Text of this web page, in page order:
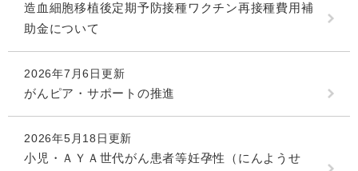
造血細胞移植後定期予防接種ワクチン再接種費用補
助金について
2026年7月6日更新
がんピア・サポートの推進
2026年5月18日更新
小児・ＡＹＡ世代がん患者等妊孕性（にんようせ